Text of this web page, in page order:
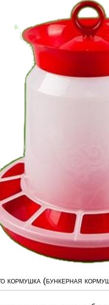
кормушка (бункерная